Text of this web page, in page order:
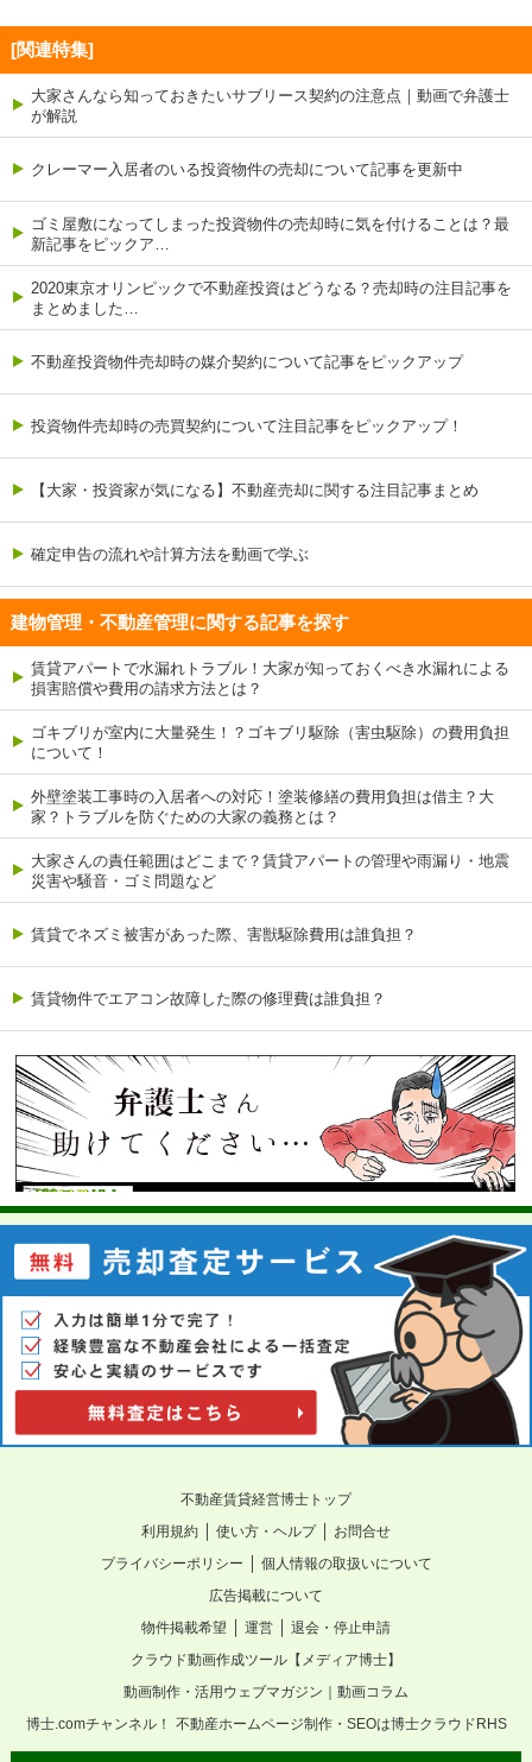
[関連特集]
大家さんなら知っておきたいサブリース契約の注意点｜動画で弁護士
が解説
クレーマー入居者のいる投資物件の売却について記事を更新中
ゴミ屋敷になってしまった投資物件の売却時に気を付けることは？最
新記事をピックア…
2020東京オリンピックで不動産投資はどうなる？売却時の注目記事を
まとめました…
不動産投資物件売却時の媒介契約について記事をピックアップ
投資物件売却時の売買契約について注目記事をピックアップ！
【大家・投資家が気になる】不動産売却に関する注目記事まとめ
確定申告の流れや計算方法を動画で学ぶ
建物管理・不動産管理に関する記事を探す
賃貸アパートで水漏れトラブル！大家が知っておくべき水漏れによる
損害賠償や費用の請求方法とは？
ゴキブリが室内に大量発生！？ゴキブリ駆除（害虫駆除）の費用負担
について！
外壁塗装工事時の入居者への対応！塗装修繕の費用負担は借主？大
家？トラブルを防ぐための大家の義務とは？
大家さんの責任範囲はどこまで？賃貸アパートの管理や雨漏り・地震
災害や騒音・ゴミ問題など
賃貸でネズミ被害があった際、害獣駆除費用は誰負担？
賃貸物件でエアコン故障した際の修理費は誰負担？
不動産賃貸経営博士トップ
利用規約 ｜ 使い方・ヘルプ｜ お問合せ
プライバシーポリシー ｜ 個人情報の取扱いについて
広告掲載について
物件掲載希望 ｜ 運営 ｜ 退会・停止申請
クラウド動画作成ツール【メディア博士】
動画制作・活用ウェブマガジン｜動画コラム
博士.comチャンネル！
不動産ホームページ制作・SEOは博士クラウドRHS